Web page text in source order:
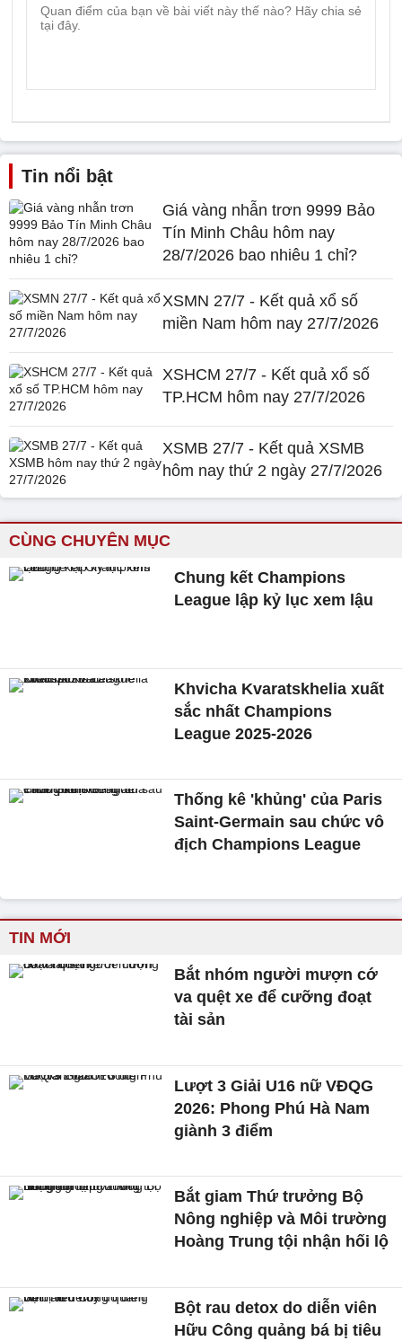
Tin nổi bật
Giá vàng nhẫn trơn 9999 Bảo
Tín Minh Châu hôm nay
28/7/2026 bao nhiêu 1 chỉ?
XSMN 27/7 - Kết quả xổ số
miền Nam hôm nay 27/7/2026
XSHCM 27/7 - Kết quả xổ số
TP.HCM hôm nay 27/7/2026
XSMB 27/7 - Kết quả XSMB
hôm nay thứ 2 ngày 27/7/2026
CÙNG CHUYÊN MỤC
Chung kết Champions
League lập kỷ lục xem lậu
Khvicha Kvaratskhelia xuất
sắc nhất Champions
League 2025-2026
Thống kê 'khủng' của Paris
Saint-Germain sau chức vô
địch Champions League
TIN MỚI
Bắt nhóm người mượn cớ
va quệt xe để cưỡng đoạt
tài sản
Lượt 3 Giải U16 nữ VĐQG
2026: Phong Phú Hà Nam
giành 3 điểm
Bắt giam Thứ trưởng Bộ
Nông nghiệp và Môi trường
Hoàng Trung tội nhận hối lộ
Bột rau detox do diễn viên
Hữu Công quảng bá bị tiêu